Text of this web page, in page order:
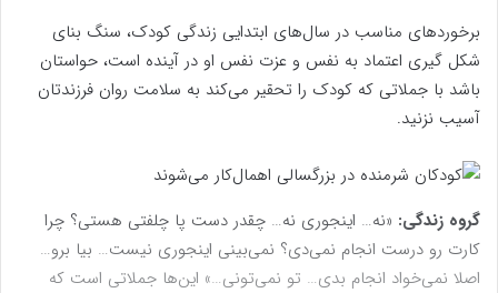
برخوردهای مناسب در سال‌های ابتدایی زندگی کودک، سنگ بنای
شکل گیری اعتماد به نفس و عزت نفس او در آینده است، حواستان
باشد با جملاتی که کودک را تحقیر می‌کند به سلامت روان فرزندتان
آسیب نزنید.
گروه زندگی: «نه… اینجوری نه… چقدر دست پا چلفتی هستی؟ چرا
کارت رو درست انجام نمی‌دی؟ نمی‌بینی اینجوری نیست… بیا برو…
اصلا نمی‌خواد انجام بدی… تو نمی‌تونی…» این‌ها جملاتی است که